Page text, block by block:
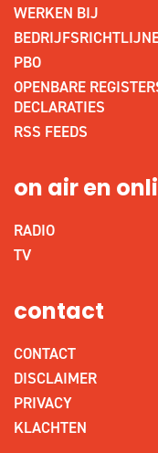
WERKEN BIJ
PBO
OPENBARE
DECLARATIES
RSS FEEDS
on air en
RADIO
TV
contact
CONTACT
DISCLAIMER
PRIVACY
KLACHTEN